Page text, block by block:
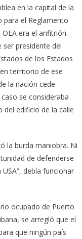
en la capital de la
para el Reglamento
era el anfitrión.
ser presidente del
de los Estados
territorio de ese
la nación cede
se consideraba
edificio de la calle
la burda maniobra. Ni
de defenderse
debía funcionar
ocupado de Puerto
se arregló que el
que ningún país